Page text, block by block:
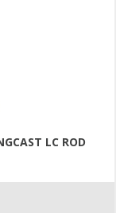
LC ROD